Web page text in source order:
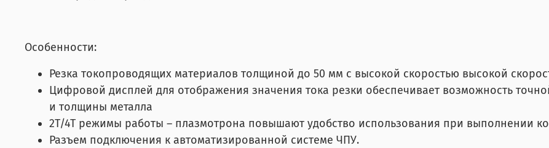
Особенности:
Резка токопроводящих материалов толщиной до 50 мм с высокой скоростью высокой
Цифровой дисплей для отображения значения тока резки обеспечивает возможность
и толщины металла
2T/4T режимы работы – плазмотрона повышают удобство использования при выполнении
Разъем подключения к автоматизированной системе ЧПУ.